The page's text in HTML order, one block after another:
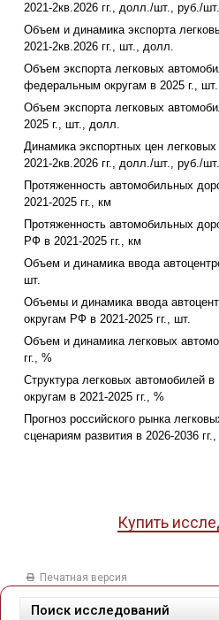
2021-2кв.2026 гг., долл./шт., руб./шт.
Объем и динамика экспорта
2021-2кв.2026 гг., шт., долл.
Объем экспорта легковых
федеральным округам в 2025 г.,
Объем экспорта легковых
2025 г., шт., долл.
Динамика экспортных цен
2021-2кв.2026 гг., долл./шт., руб./шт.
Протяженность автомобильных
2021-2025 гг., км
Протяженность автомобильных
РФ в 2021-2025 гг., км
Объем и динамика ввода
шт.
Объемы и динамика ввода
округам РФ в 2021-2025 гг., шт.
Объем и динамика легковых
гг., %
Структура легковых автомобилей
округам в 2021-2025 гг., %
Прогноз российского рынка
сценариям развития в 2026-2036
Купить
Печатная версия
Поиск исследований